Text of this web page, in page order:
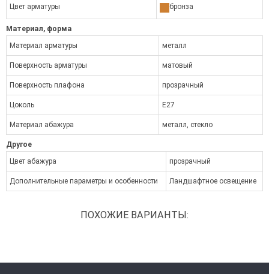
Цвет арматуры бронза
Материал, форма
Материал арматуры
металл
Поверхность арматуры матовый
Поверхность плафона прозрачный
Цоколь E27
Материал абажура металл, стекло
Другое
Цвет абажура
прозрачный
Дополнительные параметры и особенности Ландшафтное освещение
ПОХОЖИЕ ВАРИАНТЫ: